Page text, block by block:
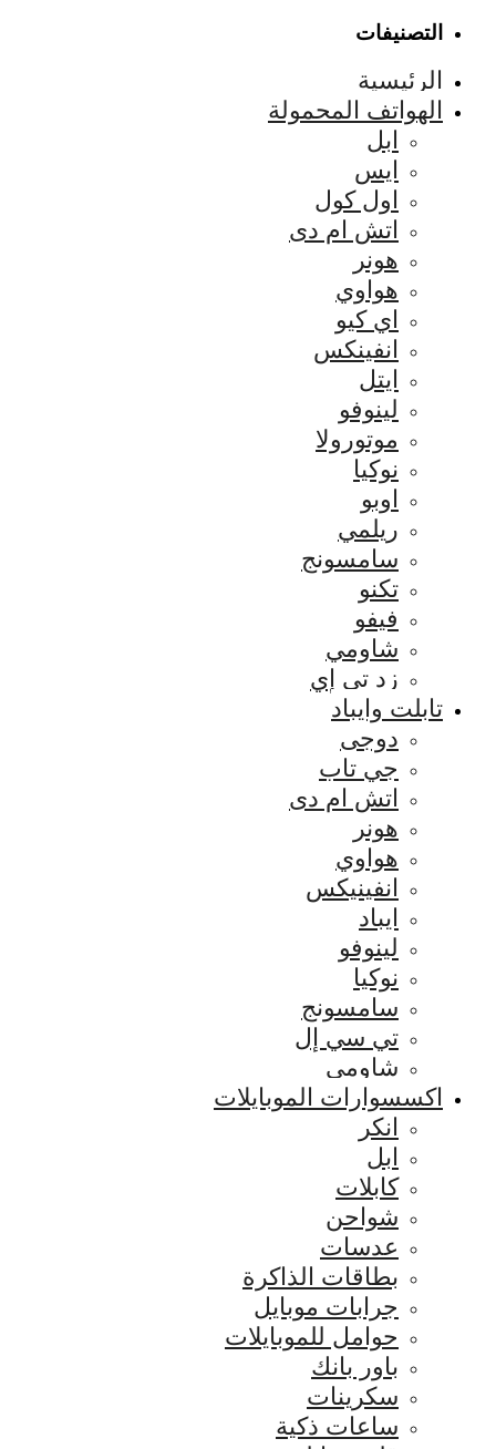
التصنيفات
الرئيسية
الهواتف المحمولة
ابل
ايس
اول كول
اتش ام دى
هونر
هواوي
اي كيو
انفينكس
ايتل
لينوفو
موتورولا
نوكيا
اوبو
ريلمي
سامسونج
تكنو
فيفو
شاومي
زد تي إي
تابلت وايباد
دوجى
جي تاب
اتش ام دى
هونر
هواوي
انفينيكس
ايباد
لينوفو
نوكيا
سامسونج
تي سي إل
شاومي
اكسسوارات الموبايلات
انكر
ابل
كابلات
شواحن
عدسات
بطاقات الذاكرة
جرابات موبايل
حوامل للموبايلات
باور بانك
سكرينات
ساعات ذكية